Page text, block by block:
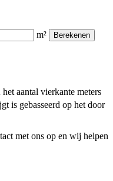
m² Berekenen
aantal vierkante meters
is gebasseerd op het door
met ons op en wij helpen